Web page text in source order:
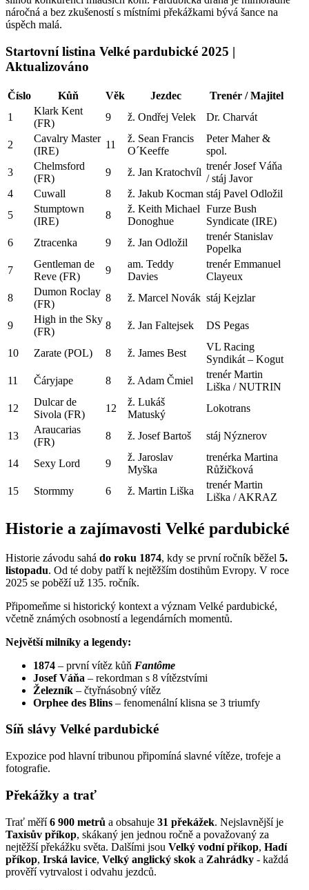
náročná a bez zkušeností s místními překážkami bývá šance na
úspěch malá.
Startovní listina Velké pardubické 2025 |
Aktualizováno
Číslo Kůň Věk Jezdec
Trenér / Majitel
1
Klark Kent
(FR)
9 ž. Ondřej Velek Dr. Charvát
2
Cavalry Master
(IRE)
11
ž. Sean Francis
O´Keeffe
Peter Maher &
spol.
3
Chelmsford
(FR)
9 ž. Jan Kratochvíl
trenér Josef Váňa
/ stáj Javor
4
Cuwall 8 ž. Jakub Kocman stáj Pavel Odložil
5
Stumptown
(IRE)
8
ž. Keith Michael
Donoghue
Furze Bush
Syndicate (IRE)
6
Ztracenka 9 ž. Jan Odložil
trenér Stanislav
Popelka
7
Gentleman de
Reve (FR)
9
am. Teddy
Davies
trenér Emmanuel
Clayeux
8
Dumon Roclay
(FR)
8 ž. Marcel Novák stáj Kejzlar
9
High in the Sky
(FR)
8 ž. Jan Faltejsek DS Pegas
10 Zarate (POL) 8 ž. James Best
VL Racing
Syndikát – Kogut
11
Čáryjape 8 ž. Adam Čmiel
trenér Martin
Liška / NUTRIN
12
Dulcar de
Sivola (FR)
12
ž. Lukáš
Matuský
Lokotrans
13
Araucarias
(FR)
8 ž. Josef Bartoš stáj Nýznerov
14 Sexy Lord 9
ž. Jaroslav
Myška
trenérka Martina
Růžičková
15
Stormmy 6 ž. Martin Liška
trenér Martin
Liška / AKRAZ
Historie a zajímavosti Velké pardubické
Historie závodu sahá do roku 1874, kdy se první ročník běžel 5.
listopadu. Od té doby patří k nejtěžším dostihům Evropy. V roce
2025 se poběží už 135. ročník.
Připomeňme si historický kontext a význam Velké pardubické,
včetně známých osobností a legendárních momentů.
Největší milníky a legendy:
1874 – první vítěz kůň Fantôme
Josef Váňa – rekordman s 8 vítězstvími
Železník – čtyřnásobný vítěz
Orphee des Blins – fenomenální klisna se 3 triumfy
Síň slávy Velké pardubické
Expozice pod hlavní tribunou připomíná slavné vítěze, trofeje a
fotografie.
Překážky a trať
Trať měří6 900 metrů a obsahuje 31 překážek. Nejslavnější je
Taxisův příkop, skákaný jen jednou ročně a považovaný za
nejtěžší překážku světa. Dalšími jsou Velký vodní příkop, Hadí
příkop, Irská lavice, Velký anglický skok a Zahrádky - každá
prověří vytrvalost i odvahu jezdců.